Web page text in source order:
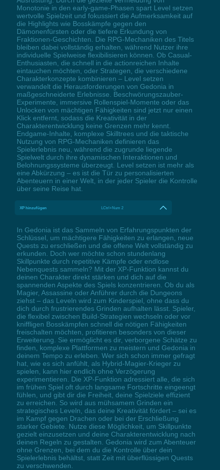
Monotonie in den early-game-Phasen spart Level setzen
wertvolle Spielzeit und fokussiert die Aufmerksamkeit auf
die Highlights wie Bosskämpfe gegen den
Dämonenfürsten oder die tiefere Erkundung von
Fraktionen-Geschichten. Die RPG-Mechaniken des Titels
bleiben dabei vollständig erhalten, während Nutzer ihre
individuelle Spielweise flexibilisieren können. Ob Casual-
Enthusiasten, die schnell in die actionreichen Inhalte
eintauchen möchten, oder Strategen, die verschiedene
Charakterkonzepte kombinieren – Level setzen
verwandelt die Herausforderungen von Gedonia in
maßgeschneiderte Erlebnisse. Beschwörungszauber-
Experimente, immersive Rollenspiel-Momente oder das
Unlocken von mächtigen Fähigkeiten sind jetzt nur einen
Klick entfernt, sodass die Kreativität in der
Charakterentwicklung keine Grenzen mehr kennt.
Endgame-Inhalte, komplexe Skilltrees und die taktische
Nutzung von RPG-Mechaniken definieren das
Spielerlebnis neu, während die zugrunde liegende
Spielwelt durch ihre dynamischen Interaktionen und
Belohnungssysteme überzeugt. Level setzen ist mehr als
eine Abkürzung – es ist die Tür zu personalisierten
Abenteuern in einer Welt, in der jeder Spieler die Kontrolle
über seine Reise hat.
XP hinzufügen LCtrl+Num 2
In Gedonia ist das Sammeln von Erfahrungspunkten der
Schlüssel, um mächtigere Fähigkeiten zu erlangen, neue
Quests zu erschließen und die offene Welt vollständig zu
erkunden. Doch wer möchte schon stundenlang
Skillpunkte durch repetitive Kämpfe oder endlose
Nebenquests sammeln? Mit der XP-Funktion kannst du
deinen Charakter direkt stärken und dich auf die
spannenden Aspekte des Spiels konzentrieren. Ob du als
Magier, Assassine oder Anführer durch die Dungeons
ziehst – das Leveln wird zum Kinderspiel, ohne dass du
dich durch frustrierendes Grinden aufhalten lässt. Spieler,
die flexibel zwischen Build-Strategien wechseln oder vor
kniffligen Bosskämpfen schnell die nötigen Fähigkeiten
freischalten möchten, profitieren besonders von dieser
Erweiterung. Sie ermöglicht es dir, verborgene Schätze zu
finden, komplexe Plattformen zu meistern und Gedonia in
deinem Tempo zu erleben. Wer sich schon immer gefragt
hat, wie es sich anfühlt, als Hybrid-Magier-Krieger zu
spielen, kann hier endlich ohne Verzögerung
experimentieren. Die XP-Funktion adressiert alle, die sich
im frühen Spiel oft durch langsame Fortschritte eingeengt
fühlen, und gibt dir die Freiheit, deine Spielziele effizient
zu erreichen. So wird aus mühsamem Grinden ein
strategisches Leveln, das deine Kreativität fördert – sei es
im Kampf gegen Drachen oder bei der Erschließung
starker Gebiete. Nutze diese Möglichkeit, um Skillpunkte
gezielt einzusetzen und deine Charakterentwicklung nach
deinen Regeln zu gestalten. Gedonia wird zum Abenteuer
ohne Grenzen, bei dem du die Kontrolle über dein
Spielerlebnis behältst, statt Zeit mit überflüssigen Quests
zu verschwenden.